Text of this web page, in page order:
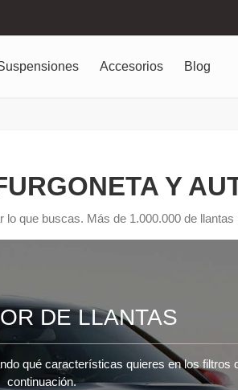
Accesorios Blog
Y
que buscas. Más de 1.000.000 de
DE LLANTAS
qué características quieres en los filtros
continuación.